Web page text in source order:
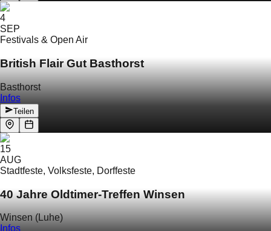
4
SEP
Festivals & Open Air
British Flair Gut Basthorst
Basthorst
Infos
Teilen
15
AUG
Stadtfeste, Volksfeste, Dorffeste
40 Jahre Oldtimer-Treffen Winsen
Winsen (Luhe)
Infos